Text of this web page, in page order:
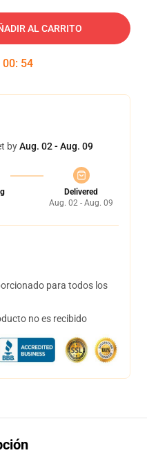
AL CARRITO
00: 54
byAug. 02 - Aug. 09
Delivered
Aug. 02 - Aug. 09
para todos los
no es recibido